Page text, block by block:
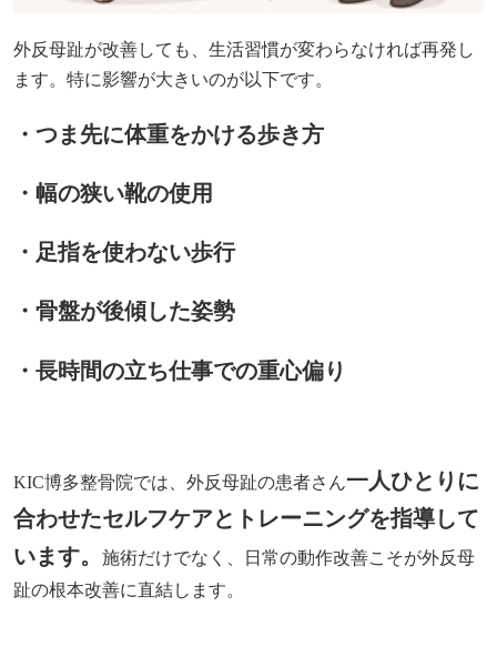
外反母趾が改善しても、生活習慣が変わらなければ再発し
ます。特に影響が大きいのが以下です。
・つま先に体重をかける歩き方
・幅の狭い靴の使用
・足指を使わない歩行
・骨盤が後傾した姿勢
・長時間の立ち仕事での重心偏り
KIC博多整骨院では、外反母趾の患者さん一人ひとりに
合わせたセルフケアとトレーニングを指導して
います。
施術だけでなく、日常の動作改善こそが外反母
趾の根本改善に直結します。